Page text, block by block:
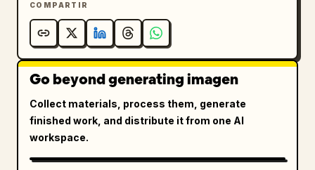
COMPARTIR
Go beyond generating imagen
Collect materials, process them, generate
finished work, and distribute it from one AI
workspace.